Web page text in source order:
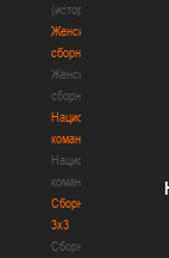
(история)
Женские
сборные
Женские
сборные
Национальная
команда
Национальная
команда
Сборные
3х3
Сборные